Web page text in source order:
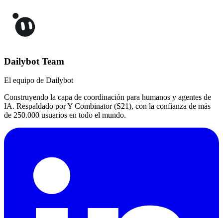
Dailybot Team
El equipo de Dailybot
Construyendo la capa de coordinación para humanos y agentes de
IA. Respaldado por Y Combinator (S21), con la confianza de más
de 250.000 usuarios en todo el mundo.